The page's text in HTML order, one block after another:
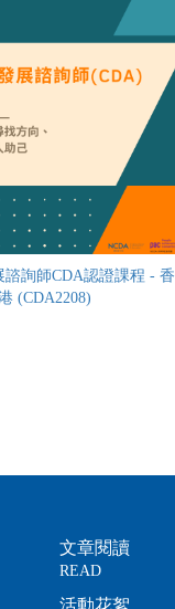
諮詢師CDA認證課程 - 香
(CDA2208)
文章閱讀
READ
活動花絮